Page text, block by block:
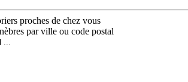
proches de chez vous
par ville ou code postal